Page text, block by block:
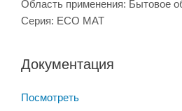
Область применения: Бытовое
Серия: ECO MAT
Документация
Посмотреть